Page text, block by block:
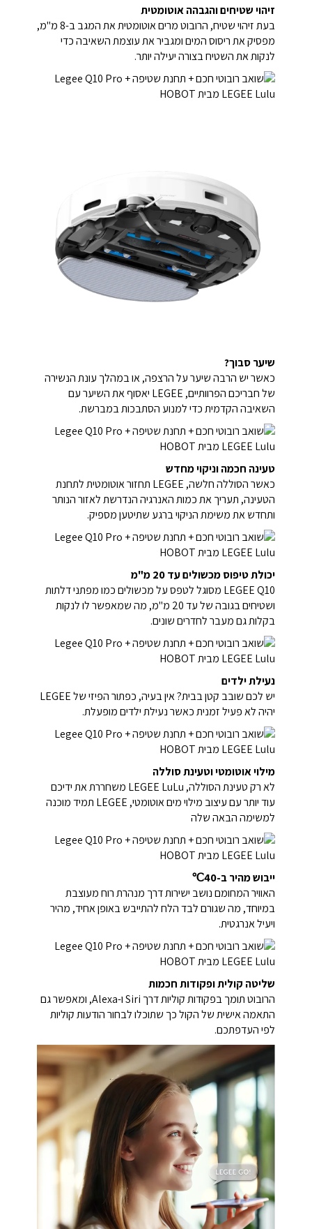
זיהוי שטיחים והגבהה אוטומטית
בעת זיהוי שטיח, הרובוט מרים אוטומטית את המגב ב-8 מ"מ,
מפסיק את ריסוס המים ומגביר את עוצמת השאיבה כדי
לנקות את השטיח בצורה יעילה יותר.
שיער סבוך?
כאשר יש הרבה שיער על הרצפה, או במהלך עונת הנשירה
של חבריכם הפרוותיים, LEGEE יאסוף את השיער עם
השאיבה הקדמית כדי למנוע הסתבכות במברשת.
טעינה חכמה וניקוי מחדש
כאשר הסוללה חלשה, LEGEE תחזור אוטומטית לתחנת
הטעינה, תעריך את כמות האנרגיה הנדרשת לאזור הנותר
ותחדש את משימת הניקוי ברגע שתיטען מספיק.
יכולת טיפוס מכשולים עד 20 מ"מ
LEGEE Q10 מסוגל לטפס על מכשולים כמו מפתני דלתות
ושטיחים בגובה של עד 20 מ"מ, מה שמאפשר לו לנקות
בקלות גם מעבר לחדרים שונים.
נעילת ילדים
יש לכם שובב קטן בבית? אין בעיה, כפתור הפיזי של LEGEE
יהיה לא פעיל זמנית כאשר נעילת ילדים מופעלת.
מילוי אוטומטי וטעינת סוללה
לא רק טעינת הסוללה, LEGEE LuLu משחררת את ידיכם
עוד יותר עם עיצוב מילוי מים אוטומטי, LEGEE תמיד מוכנה
למשימה הבאה שלה
ייבוש מהיר ב-40℃
האוויר המחומם נושב ישירות דרך מנהרת רוח מעוצבת
במיוחד, מה שגורם לבד הלח להתייבש באופן אחיד, מהיר
ויעיל אנרגטית.
שליטה קולית ופקודות חכמות
הרובוט תומך בפקודות קוליות דרך Siri ו-Alexa, ומאפשר גם
התאמה אישית של הקול כך שתוכלו לבחור הודעות קוליות
לפי העדפתכם.